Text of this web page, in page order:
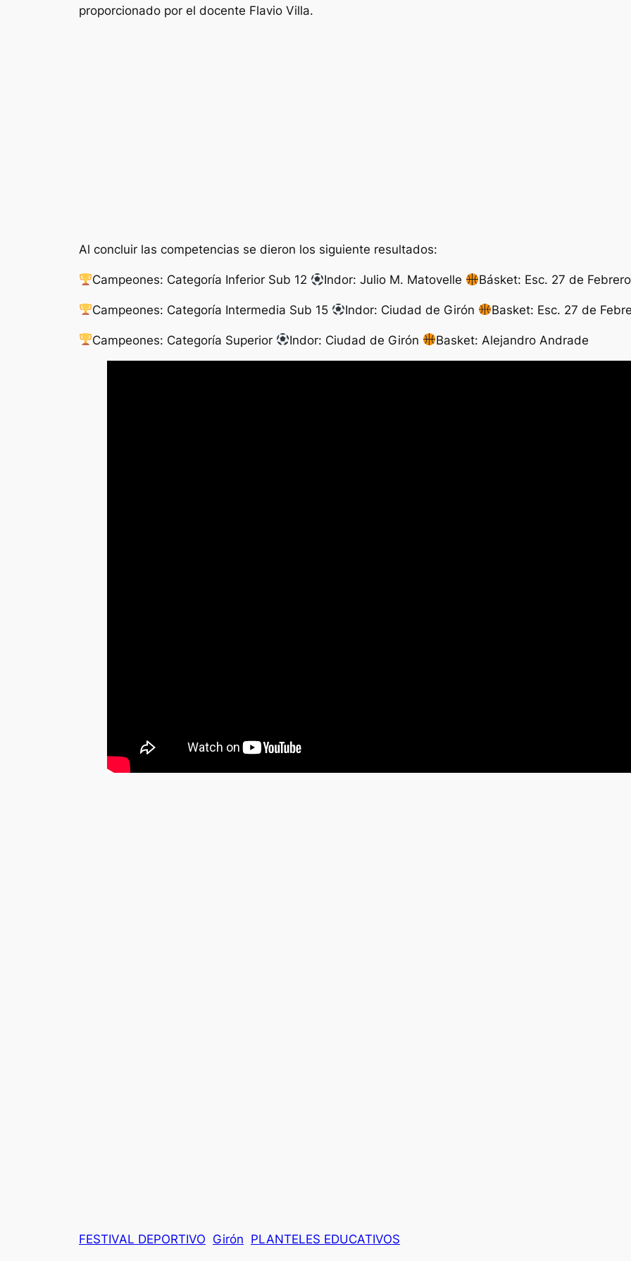
proporcionado por el docente Flavio Villa.
Al concluir las competencias se dieron los siguiente resultados:
Campeones: Categoría Inferior Sub 12 Indor: Julio M. Matovelle Básket: Esc. 27 de Febrero
Campeones: Categoría Intermedia Sub 15 Indor: Ciudad de Girón Basket: Esc. 27 de
Campeones: Categoría Superior Indor: Ciudad de Girón Basket: Alejandro Andrade
FESTIVAL DEPORTIVO Girón PLANTELES EDUCATIVOS